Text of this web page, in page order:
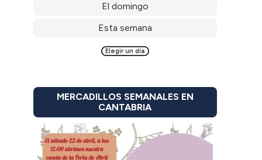
El domingo
Esta semana
Elegir un día
MERCADILLOS SEMANALES EN
CANTABRIA